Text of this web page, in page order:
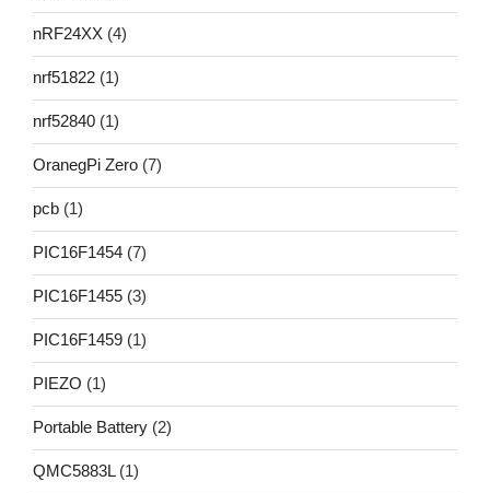
nRF24XX (4)
nrf51822 (1)
nrf52840 (1)
OranegPi Zero (7)
pcb (1)
PIC16F1454 (7)
PIC16F1455 (3)
PIC16F1459 (1)
PIEZO (1)
Portable Battery (2)
QMC5883L(1)